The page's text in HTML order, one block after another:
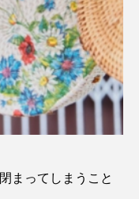
まってしまうこと